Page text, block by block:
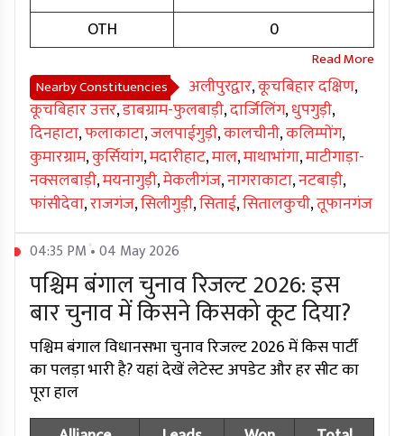
OTH
0
Nearby Constituencies अलीपुरद्वार,कूचबिहार दक्षिण,
कूचबिहार उत्तर,डाबग्राम-फुलबाड़ी,दार्जिलिंग,धुपगुड़ी,
दिनहाटा,फलाकाटा,जलपाईगुड़ी,कालचीनी,कलिम्पोंग,
कुमारग्राम,कुर्सियांग,मदारीहाट,माल,माथाभांगा,माटीगाड़ा-
नक्सलबाड़ी,मयनागुड़ी,मेकलीगंज,नागराकाटा,नटबाड़ी,
फांसीदेवा,राजगंज,सिलीगुड़ी,सिताई,सितालकुची,तूफानगंज
04:35 PM • 04 May 2026
पश्चिम बंगाल चुनाव रिजल्ट 2026: इस
बार चुनाव में किसने किसको कूट दिया?
पश्चिम बंगाल विधानसभा चुनाव रिजल्ट 2026 में किस पार्टी
का पलड़ा भारी है? यहां देखें लेटेस्ट अपडेट और हर सीट का
पूरा हाल